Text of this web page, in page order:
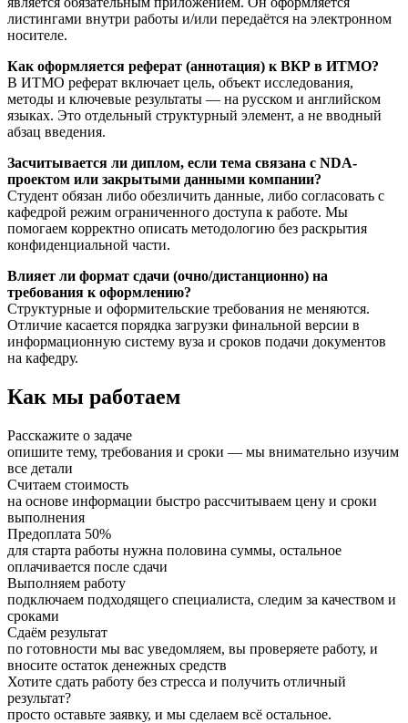
листингами внутри работы и/или передаётся на электронном
носителе.
Как оформляется реферат (аннотация) к ВКР в ИТМО?
В ИТМО реферат включает цель, объект исследования,
методы и ключевые результаты — на русском и английском
языках. Это отдельный структурный элемент, а не вводный
абзац введения.
Засчитывается ли диплом, если тема связана с NDA-
проектом или закрытыми данными компании?
Студент обязан либо обезличить данные, либо согласовать с
кафедрой режим ограниченного доступа к работе. Мы
помогаем корректно описать методологию без раскрытия
конфиденциальной части.
Влияет ли формат сдачи (очно/дистанционно) на
требования к оформлению?
Структурные и оформительские требования не меняются.
Отличие касается порядка загрузки финальной версии в
информационную систему вуза и сроков подачи документов
на кафедру.
Как мы работаем
Расскажите о задаче
опишите тему, требования и сроки — мы внимательно изучим
все детали
Считаем стоимость
на основе информации быстро рассчитываем цену и сроки
выполнения
Предоплата 50%
для старта работы нужна половина суммы, остальное
оплачивается после сдачи
Выполняем работу
подключаем подходящего специалиста, следим за качеством и
сроками
Сдаём результат
по готовности мы вас уведомляем, вы проверяете работу, и
вносите остаток денежных средств
Хотите сдать работу без стресса и получить отличный
результат?
просто оставьте заявку, и мы сделаем всё остальное.